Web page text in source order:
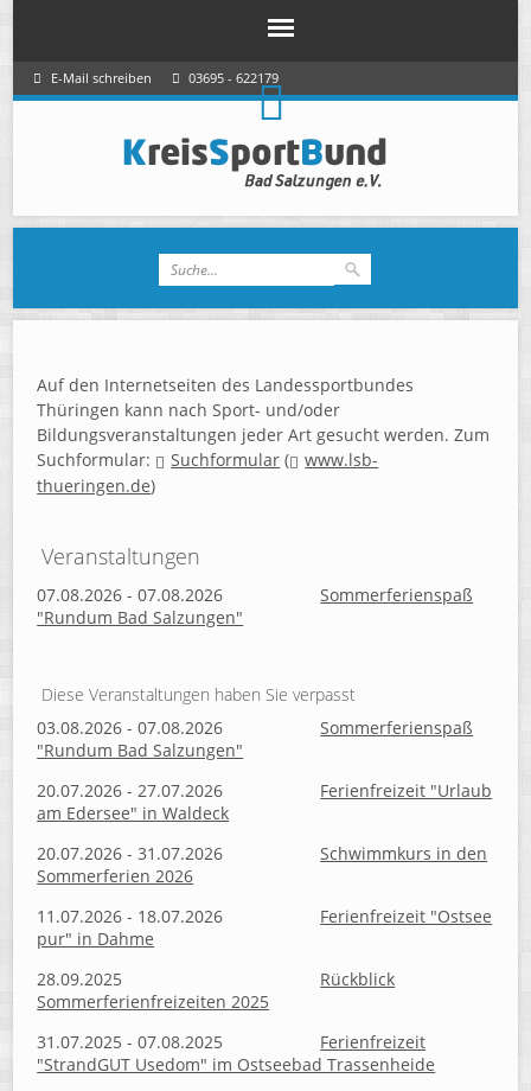
E-Mail schreiben 03695 - 622179
Auf den Internetseiten des Landessportbundes
Thüringen kann nach Sport- und/oder
Bildungsveranstaltungen jeder Art gesucht werden. Zum
Suchformular:
Suchformular (
www.lsb-
thueringen.de)
Veranstaltungen
07.08.2026 - 07.08.2026
Sommerferienspaß
"Rundum Bad Salzungen"
Diese Veranstaltungen haben Sie verpasst
03.08.2026 - 07.08.2026
Sommerferienspaß
"Rundum Bad Salzungen"
20.07.2026 - 27.07.2026
Ferienfreizeit "Urlaub
am Edersee" in Waldeck
20.07.2026 - 31.07.2026
Schwimmkurs in den
Sommerferien 2026
11.07.2026 - 18.07.2026
Ferienfreizeit "Ostsee
pur" in Dahme
28.09.2025
Rückblick
Sommerferienfreizeiten 2025
31.07.2025 - 07.08.2025
Ferienfreizeit
"StrandGUT Usedom" im Ostseebad Trassenheide